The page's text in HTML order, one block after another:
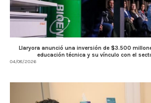
Llaryora anunció una inversión de $3.500
educación técnica y su vínculo con el
04/08/2026